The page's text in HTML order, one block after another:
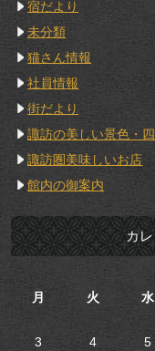
宿だより
未分類
猫さん情報
社員情報
街だより
諏訪の美しい景色・
諏訪圏美味しいお店
館内の御案内
カ
月
火 水
3
4 5